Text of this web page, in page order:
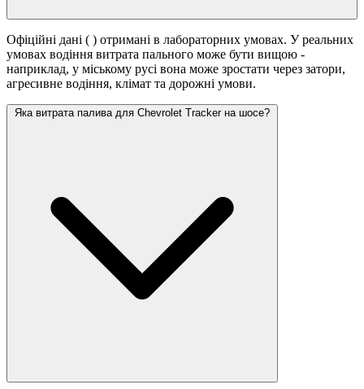
Офіційні дані ( ) отримані в лабораторних умовах. У реальних
умовах водіння витрата пального може бути вищою -
наприклад, у міському русі вона може зростати через затори,
агресивне водіння, клімат та дорожні умови.
Яка витрата палива для Chevrolet Tracker на шосе?